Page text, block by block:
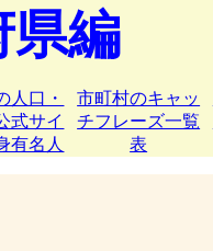
編
人口・
式サイ
有名人
市町村のキャッ
チフレーズ一覧
表